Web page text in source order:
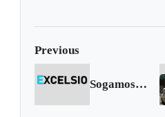
política
Previous
Sogamoseño falleció victima de minas antipersonales